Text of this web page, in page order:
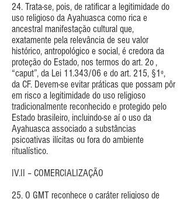
24. Trata-se, pois, de ratificar a legitimidade do
uso religioso da Ayahuasca como rica e
ancestral manifestação cultural que,
exatamente pela relevância de seu valor
histórico, antropológico e social, é credora da
proteção do Estado, nos termos do art. 2o ,
“caput”, da Lei 11.343/06 e do art. 215, §1º,
da CF. Devem-se evitar práticas que possam pôr
em risco a legitimidade do uso religioso
tradicionalmente reconhecido e protegido pelo
Estado brasileiro, incluindo-se aí o uso da
Ayahuasca associado a substâncias
psicoativas ilícitas ou fora do ambiente
ritualístico.
IV.II – COMERCIALIZAÇÃO
25. O GMT reconhece o caráter religioso de